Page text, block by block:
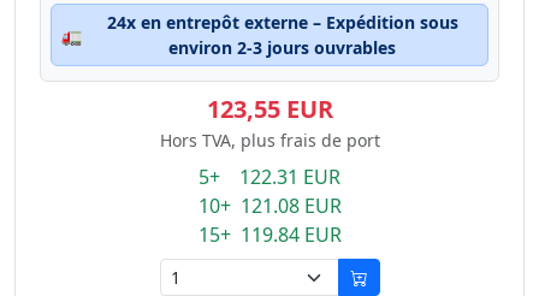
🚛
24x en entrepôt externe – Expédition sous
environ 2-3 jours ouvrables
123,55 EUR
Hors TVA, plus frais de port
5+ 122.31 EUR
10+ 121.08 EUR
15+ 119.84 EUR